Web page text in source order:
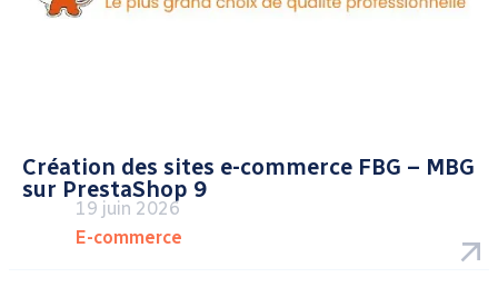
Création des sites e-commerce FBG – MBG
sur PrestaShop 9
19 juin 2026
E-commerce